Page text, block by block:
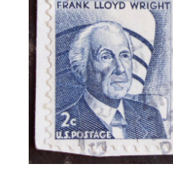
A
P
O
P
U
L
A
R
R
U
R
I
D
A
D
E
N
T
O